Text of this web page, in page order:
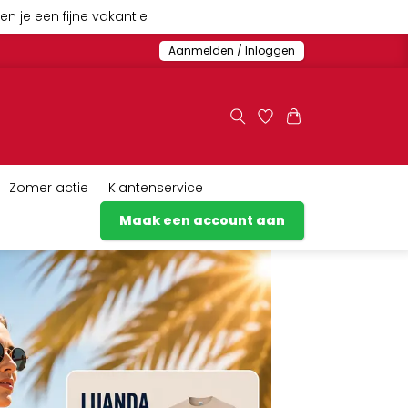
je een fijne vakantie
Aanmelden / Inloggen
Zomer actie
Klantenservice
Maak een account aan